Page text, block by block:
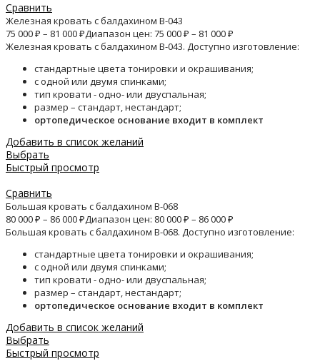
Сравнить
Железная кровать с балдахином B-043
75 000₽ – 81 000₽Диапазон цен: 75 000 ₽ – 81 000 ₽
Железная кровать с балдахином B-043. Доступно изготовление:
стандартные цвета тонировки и окрашивания;
с одной или двумя спинками;
тип кровати - одно- или двуспальная;
размер – стандарт, нестандарт;
ортопедическое основание входит в комплект
Добавить в список желаний
Выбрать
Быстрый просмотр
Сравнить
Большая кровать с балдахином B-068
80 000₽ – 86 000₽Диапазон цен: 80 000 ₽ – 86 000 ₽
Большая кровать с балдахином B-068. Доступно изготовление:
стандартные цвета тонировки и окрашивания;
с одной или двумя спинками;
тип кровати - одно- или двуспальная;
размер – стандарт, нестандарт;
ортопедическое основание входит в комплект
Добавить в список желаний
Выбрать
Быстрый просмотр